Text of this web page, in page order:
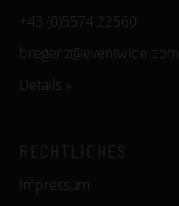
+43 (0)5574 22560
bregenz@eventwide.com
Details »
Impressum